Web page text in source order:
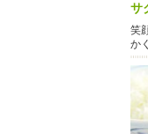
サ
笑
か